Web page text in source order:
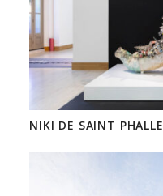
NIKI DE SAINT PHALLE